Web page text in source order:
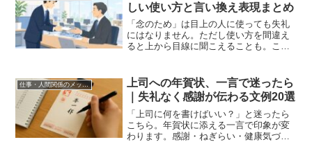
しい使い方と言い換え表現まとめ
「念のため」は目上の人に使っても失礼
にはなりません。ただし使い方を間違え
ると上から目線に聞こえることも。この
を例文付きでわかりやすく解説します。
仕事・人間関係のメッセージ
上司への年賀状、一言で迷ったら
｜失礼なく感謝が伝わる文例20選
「上司に何を書けばいい？」と迷ったら
こちら。年賀状に添える一言で印象が変
わります。感謝・ねぎらい・健康気づか